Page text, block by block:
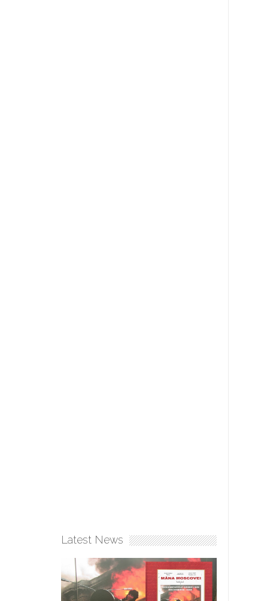
Latest News